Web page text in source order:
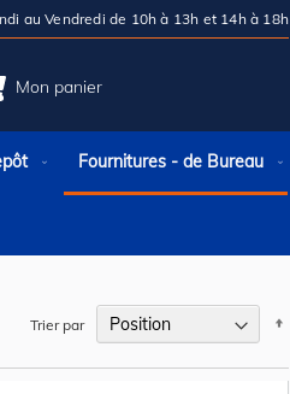
au Vendredi de 10h à 13h et 14h à 18h
Mon panier
Fournitures - de Bureau
Trier par